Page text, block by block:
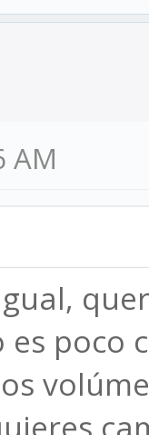
AM
es poco